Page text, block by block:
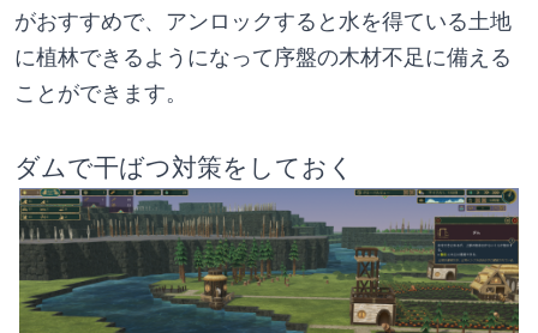
がおすすめで、アンロックすると水を得ている土地
に植林できるようになって序盤の木材不足に備える
ことができます。
ダムで干ばつ対策をしておく